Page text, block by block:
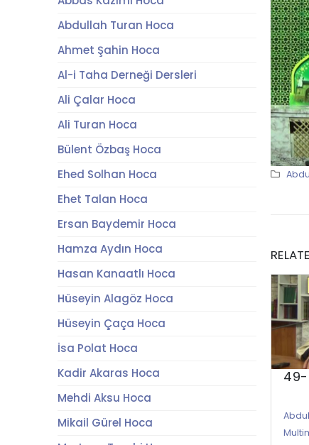
49-
Abdullah Turan Hoca
Ahmet Şahin Hoca
Al-i Taha Derneği Dersleri
Ali Çalar Hoca
Ali Turan Hoca
Bülent Özbaş Hoca
Ehed Solhan Hoca
Ehet Talan Hoca
Ersan Baydemir Hoca
Hamza Aydın Hoca
Hasan Kanaatlı Hoca
Hüseyin Alagöz Hoca
Hüseyin Çaça Hoca
İsa Polat Hoca
Kadir Akaras Hoca
Mehdi Aksu Hoca
Mikail Gürel Hoca